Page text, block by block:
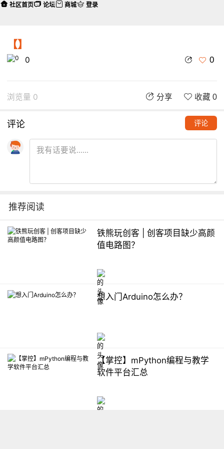
【】
0 0
浏览量 0 分享 收藏 0
评论 评论
推荐阅读
铁熊玩创客 | 创客项目缺少高颜
值电路图？
想入门Arduino怎么办？
【掌控】mPython编程与教学
软件平台汇总
社区首页 论坛 商城 登录